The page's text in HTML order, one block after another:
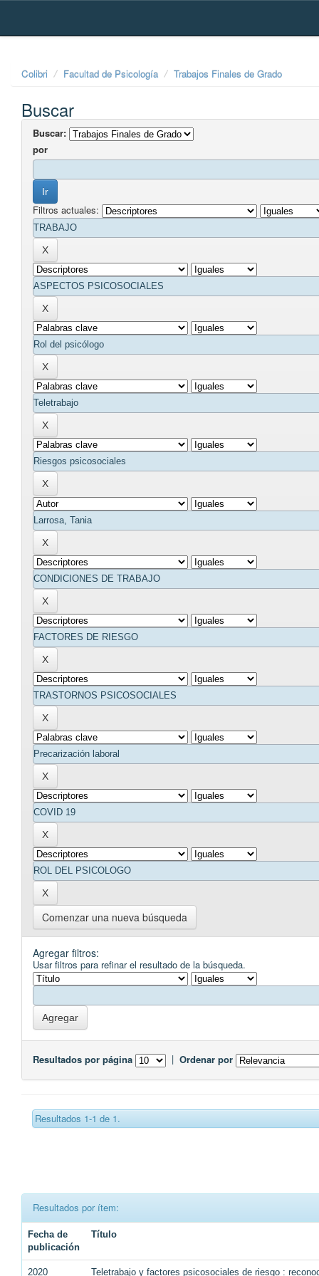
Skip
Colibri Facultad de Psicología Trabajos Finales de Grado
Buscar
Buscar:
por
Filtros actuales:
Comenzar una nueva búsqueda
Agregar filtros:
Usar filtros para refinar el resultado de la búsqueda.
Resultados por página | Ordenar por
Resultados 1-1 de 1.
Resultados por ítem:
Fecha de
publicación
Título
2020 Teletrabajo y factores psicosociales de riesgo :